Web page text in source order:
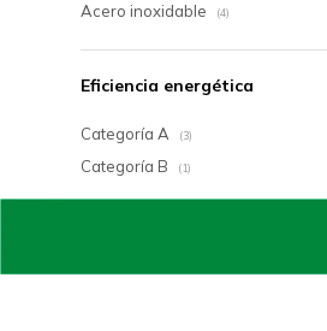
Acero inoxidable (4)
Eficiencia energética
Categoría A (3)
Categoría B (1)